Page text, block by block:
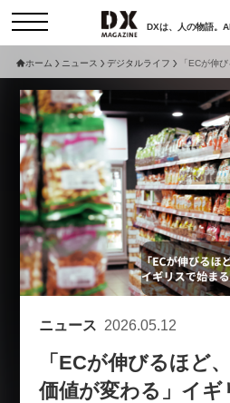
DXは、人の物語。
コラム
セミナー
サービスメニュー
トップペー
特集
動画
サイトマッ
お問い合わ
個人情報保護法に
採用情報
検索
現在開催予定の
セミナー
【8/12開
数値化す
学ぶ資金
2026-06-10
ホーム ニュース デジタルライフ 「ECが伸
ニュース 2026.05.12
「ECが伸びるほど
価値が変わる」イ